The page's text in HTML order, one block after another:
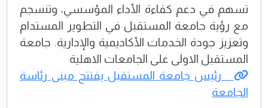
تسهم في دعم كفاءة الأداء المؤسسي، وتنسجم
مع رؤية جامعة المستقبل في التطوير المستدام
وتعزيز جودة الخدمات الأكاديمية والإدارية. جامعة
المستقبل الاولى على الجامعات الاهلية
رئيس جامعة المستقبل يفتتح مبنى رئاسة
الجامعة